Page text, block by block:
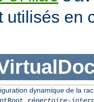
utilisés en
dynamique de la
répertoire-